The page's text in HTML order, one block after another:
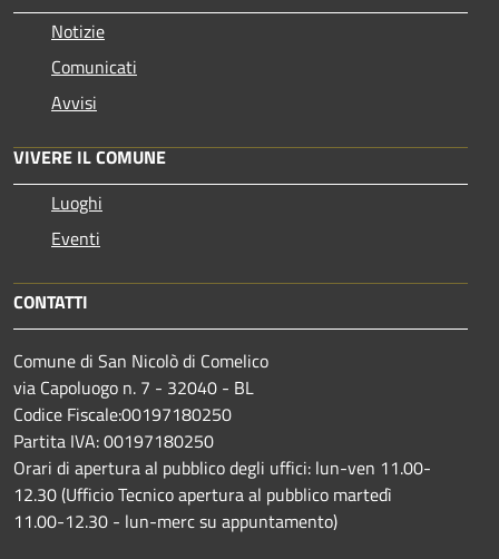
Notizie
Comunicati
Avvisi
VIVERE IL COMUNE
Luoghi
Eventi
CONTATTI
Comune di San Nicolò di Comelico
via Capoluogo n. 7 - 32040 - BL
Codice Fiscale:00197180250
Partita IVA: 00197180250
Orari di apertura al pubblico degli uffici: lun-ven 11.00-
12.30 (Ufficio Tecnico apertura al pubblico martedì
11.00-12.30 - lun-merc su appuntamento)